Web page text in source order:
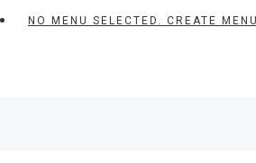
NO MENU SELECTED. CREATE